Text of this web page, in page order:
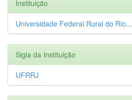
Instituição
Universidade Federal Rural do Rio...
Sigla da Instituição
UFRRJ